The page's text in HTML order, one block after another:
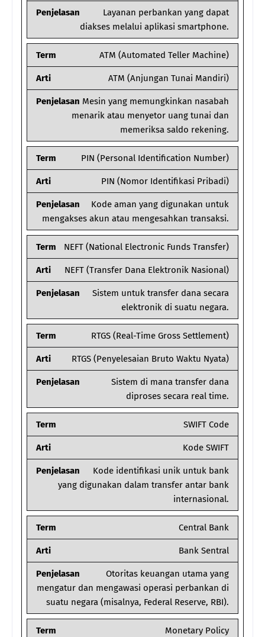
Penjelasan
Layanan perbankan yang dapat
diakses melalui aplikasi smartphone.
Term ATM (Automated Teller Machine)
Arti ATM (Anjungan Tunai Mandiri)
Penjelasan Mesin yang memungkinkan nasabah
menarik atau menyetor uang tunai dan
memeriksa saldo rekening.
Term PIN (Personal Identification Number)
Arti PIN (Nomor Identifikasi Pribadi)
Penjelasan
Kode aman yang digunakan untuk
mengakses akun atau mengesahkan transaksi.
Term NEFT (National Electronic Funds Transfer)
Arti NEFT (Transfer Dana Elektronik Nasional)
Penjelasan
Sistem untuk transfer dana secara
elektronik di suatu negara.
Term RTGS (Real-Time Gross Settlement)
Arti RTGS (Penyelesaian Bruto Waktu Nyata)
Penjelasan
Sistem di mana transfer dana
diproses secara real time.
Term SWIFT Code
Arti Kode SWIFT
Penjelasan
Kode identifikasi unik untuk bank
yang digunakan dalam transfer antar bank
internasional.
Term Central Bank
Arti Bank Sentral
Penjelasan
Otoritas keuangan utama yang
mengatur dan mengawasi operasi perbankan di
suatu negara (misalnya, Federal Reserve, RBI).
Term Monetary Policy